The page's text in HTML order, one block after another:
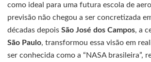
como ideal para uma futura escola de
previsão não chegou a ser concretizada
décadas depois São José dos Campos, a
São Paulo, transformou essa visão em
ser conhecida como a “NASA brasileira”,